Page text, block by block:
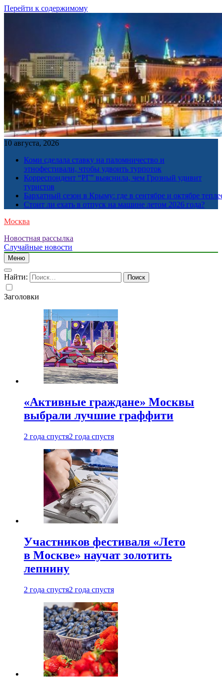
Перейти к содержимому
10 августа, 2026
Коми сделала ставку на паломничество и
этнофестивали, чтобы удвоить турпоток
Корреспондент “РГ” выяснила, чем Грозный удивит
туристов
Бархатный сезон в Крыму: где в сентябре и октябре
Стоит ли ехать в отпуск на машине летом 2026 года?
Москва
Новостная рассылка
Случайные новости
Меню
Найти:
Заголовки
«Активные граждане» Москвы
выбрали лучшие граффити
2 года спустя2 года спустя
Участников фестиваля «Лето
в Москве» научат золотить
лепнину
2 года спустя2 года спустя